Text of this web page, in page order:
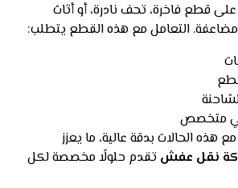
قطع فاخرة، تحف نادرة، أو أثاث
مضاعفة. التعامل مع هذه القطع يتطلب:
متخصص
هذه الحالات بدقة عالية، ما يعزز
نقل عفش تقدم حلولًا مخصصة لكل